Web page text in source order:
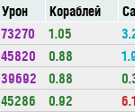
Урон Кораблей
73270 1.05
45820 0.88
39692 0.88
45286 0.92